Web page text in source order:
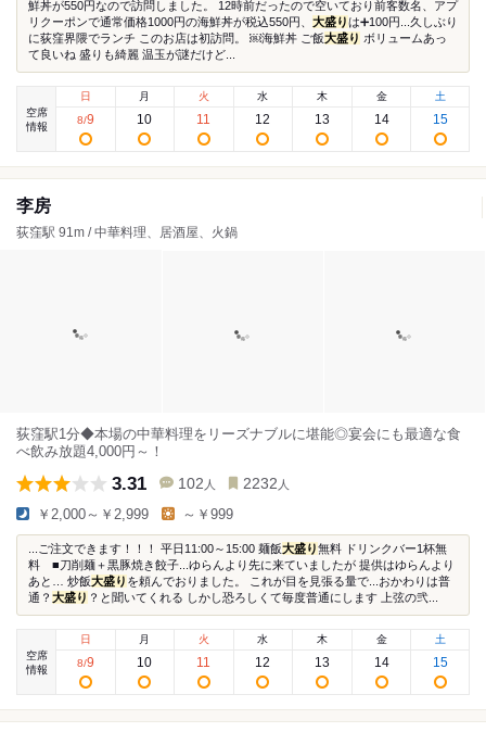
鮮丼が550円なので訪問しました。 12時前だったので空いており前客数名、アプ
リクーポンで通常価格1000円の海鮮丼が税込550円、 大盛りは➕100円...久しぶり
に荻窪界隈でランチ このお店は初訪問。 ￼海鮮丼 ご飯大盛り ボリュームあっ
て良いね 盛りも綺麗 温玉が謎だけど...
空席
情報
日
8/9
月
10
火
11
水
12
木
13
金
14
土
15
李房
荻窪駅 91m / 中華料理、居酒屋、火鍋
荻窪駅1分◆本場の中華料理をリーズナブルに堪能◎宴会にも最適な食
べ飲み放題4,000円～！
3.31 102 人 2232 人
￥2,000～￥2,999 ～￥999
...ご注文できます！！！ 平日11:00～15:00 麺飯大盛り無料 ドリンクバー1杯無
料 ■刀削麺＋黒豚焼き餃子...ゆらんより先に来ていましたが 提供はゆらんより
あと… 炒飯大盛り を頼んでおりました。 これが目を見張る量で...おかわりは普
通？ 大盛り ？と聞いてくれる しかし恐ろしくて毎度普通にします 上弦の弐...
空席
情報
日
8/9
月
10
火
11
水
12
木
13
金
14
土
15